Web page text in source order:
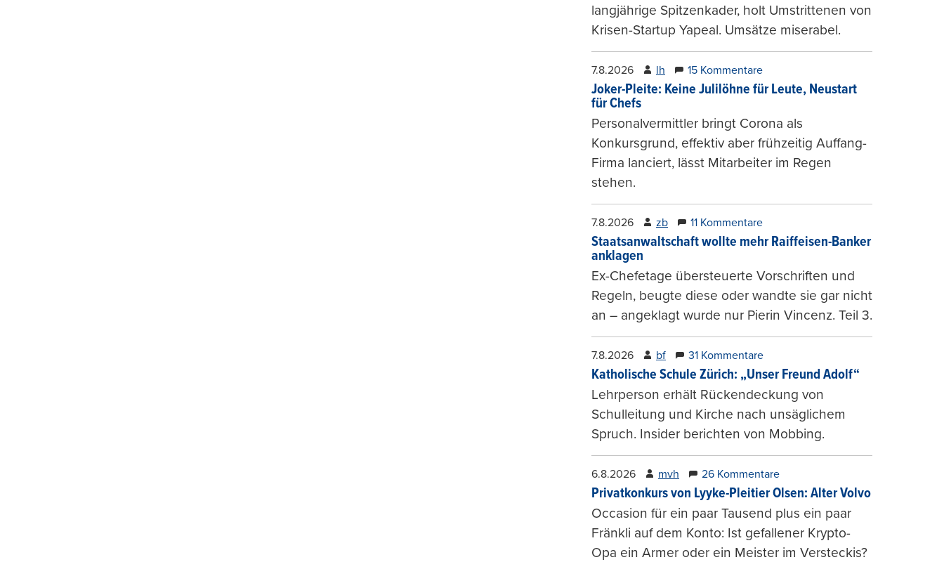
langjährige Spitzenkader, holt Umstrittenen von
Krisen-Startup Yapeal. Umsätze miserabel.
7.8.2026 lh 15 Kommentare
Joker-Pleite: Keine Julilöhne für Leute, Neustart
für Chefs
Personalvermittler bringt Corona als
Konkursgrund, effektiv aber frühzeitig Auffang-
Firma lanciert, lässt Mitarbeiter im Regen
stehen.
7.8.2026 zb 11 Kommentare
Staatsanwaltschaft wollte mehr Raiffeisen-Banker
anklagen
Ex-Chefetage übersteuerte Vorschriften und
Regeln, beugte diese oder wandte sie gar nicht
an – angeklagt wurde nur Pierin Vincenz. Teil 3.
7.8.2026 bf 31 Kommentare
Katholische Schule Zürich: „Unser Freund Adolf“
Lehrperson erhält Rückendeckung von
Schulleitung und Kirche nach unsäglichem
Spruch. Insider berichten von Mobbing.
6.8.2026 mvh 26 Kommentare
Privatkonkurs von Lyyke-Pleitier Olsen: Alter Volvo
Occasion für ein paar Tausend plus ein paar
Fränkli auf dem Konto: Ist gefallener Krypto-
Opa ein Armer oder ein Meister im Versteckis?